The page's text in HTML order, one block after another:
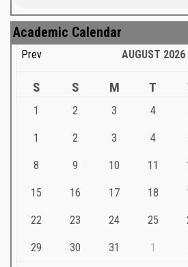
Academic Calendar
Prev AUGUST 2026
S S M T
1 2 3 4
1 2 3 4
8 9 10 11
15 16 17 18
22 23 24 25
29 30 31 1